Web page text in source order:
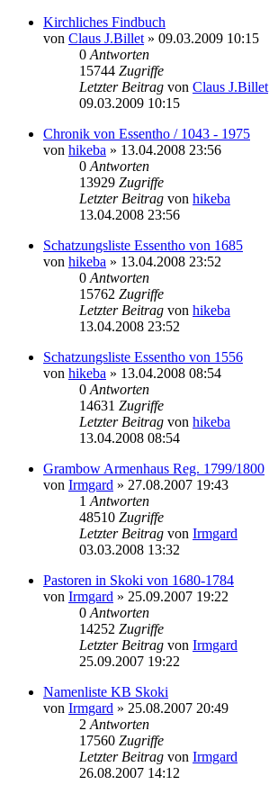
Kirchliches Findbuch
von Claus J.Billet » 09.03.2009 10:15
0 Antworten
15744 Zugriffe
Letzter Beitrag von Claus J.Billet
09.03.2009 10:15
Chronik von Essentho / 1043 - 1975
von hikeba » 13.04.2008 23:56
0 Antworten
13929 Zugriffe
Letzter Beitrag von hikeba
13.04.2008 23:56
Schatzungsliste Essentho von 1685
von hikeba » 13.04.2008 23:52
0 Antworten
15762 Zugriffe
Letzter Beitrag von hikeba
13.04.2008 23:52
Schatzungsliste Essentho von 1556
von hikeba » 13.04.2008 08:54
0 Antworten
14631 Zugriffe
Letzter Beitrag von hikeba
13.04.2008 08:54
Grambow Armenhaus Reg. 1799/1800
von Irmgard » 27.08.2007 19:43
1 Antworten
48510 Zugriffe
Letzter Beitrag von Irmgard
03.03.2008 13:32
Pastoren in Skoki von 1680-1784
von Irmgard » 25.09.2007 19:22
0 Antworten
14252 Zugriffe
Letzter Beitrag von Irmgard
25.09.2007 19:22
Namenliste KB Skoki
von Irmgard » 25.08.2007 20:49
2 Antworten
17560 Zugriffe
Letzter Beitrag von Irmgard
26.08.2007 14:12